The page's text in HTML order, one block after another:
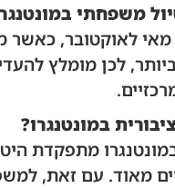
משפחתי
לאוקטובר, כאשר
לכן מומלץ
במונטנגרו?
מתפקדת
מאוד. עם זאת,